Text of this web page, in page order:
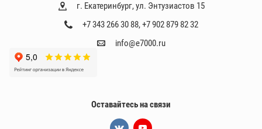
г. Екатеринбург, ул. Энтузиастов 15
+7 343 266 30 88,+7 902 879 82 32
info@e7000.ru
Оставайтесь на связи